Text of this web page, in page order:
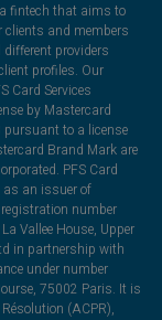
fintech that aims to
clients and members
providers
profiles. Our
Card Services
by Mastercard
to a license
Brand Mark are
PFS Card
as an issuer of
number
Vallee House, Upper
in partnership with
under number
75002 Paris. It is
(ACPR),